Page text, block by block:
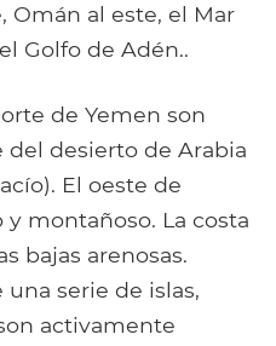
Omán al este, el Mar
Golfo de Adén..
de Yemen son
del desierto de Arabia
El oeste de
montañoso. La costa
bajas arenosas.
serie de islas,
activamente